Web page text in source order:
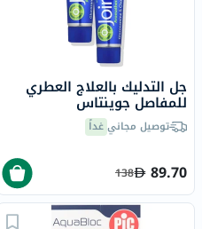
جل التدليك بالعلاج العطري
للمفاصل جوينتاس
فيتابيوتيكس - 2 × 75 مل
توصيل مجانيغداً
89.70
138